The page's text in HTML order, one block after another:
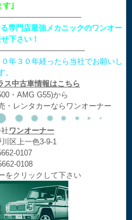
す｣
専門店最強メカニックのワンオー
下さい！
年３０年経ったら当社でお願いし
。
ス中古車情報はこちら
・AMG G55)から
・レンタカーならワンオーナー
ワンオーナー
区上一色3-9-1
0107
0108
をクリックして下さい